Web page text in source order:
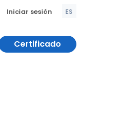
Iniciar sesión ES
Certificado